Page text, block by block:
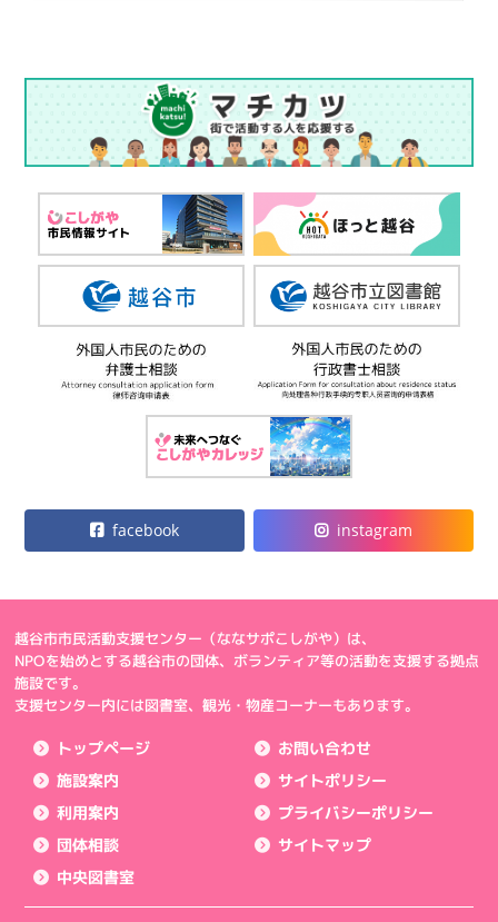
facebook instagram
越谷市市民活動支援センター（ななサポこしがや）は、
NPOを始めとする越谷市の団体、ボランティア等の活動を支援する拠点
施設です。
支援センター内には図書室、観光・物産コーナーもあります。
トップページ
施設案内
利用案内
団体相談
中央図書室
お問い合わせ
サイトポリシー
プライバシーポリシー
サイトマップ